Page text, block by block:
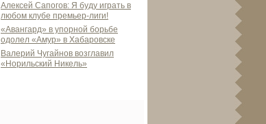
Алексей Сапогов: Я буду играть в
любом клубе премьер-лиги!
«Авангард» в упорной борьбе
одолел «Амур» в Хабаровске
Валерий Чугайнов возглавил
«Норильский Никель»